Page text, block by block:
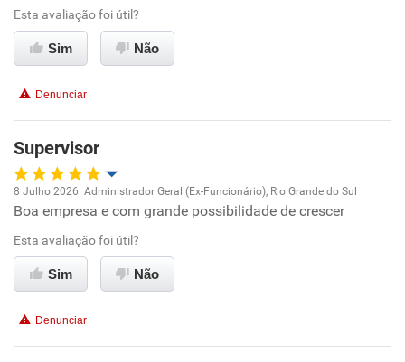
Benefícios
Recomenda esta empresa
Ambiente de trabalho
Benefícios
Recomenda esta empresa
Recomenda a diretoria
Esta avaliação foi útil?
Sim Não
Denunciar
Supervisor
Oportunidade de promoção
Ambiente de trabalho
Benefícios
8 Julho 2026. Administrador Geral (Ex-Funcionário), Rio Grande do Sul
Boa empresa e com grande possibilidade de crescer
Esta avaliação foi útil?
Sim Não
Denunciar